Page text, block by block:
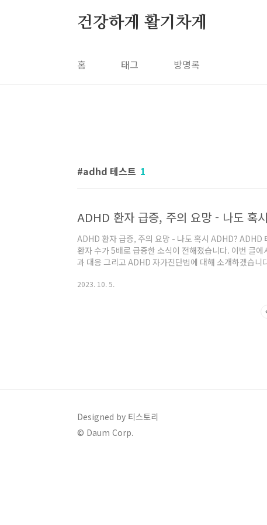
건강하게 활기차게
홈 태그 방명록
adhd 테스트 1
ADHD 환자 급증, 주의 요망 - 나도 혹시 ADHD? ADHD
환자 수가 5배로 급증한 소식이 전해졌습니다. 이번 글
과 대응 그리고 ADHD 자가진단법에 대해 소개하겠습
장애(ADHD)로 진료받은 성인이 5년간 5배로 급증한
향을 미치며 가정, 학교, 사회, 직장 생활 등 다양한 영역
2023. 10. 5.
Designed by 티스토리
© Daum Corp.